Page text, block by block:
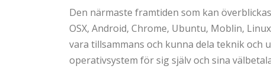
Den närmaste framtiden som kan
OSX, Android, Chrome, Ubuntu, Moblin,
vara tillsammans och kunna dela teknik och
operativsystem för sig själv och sina